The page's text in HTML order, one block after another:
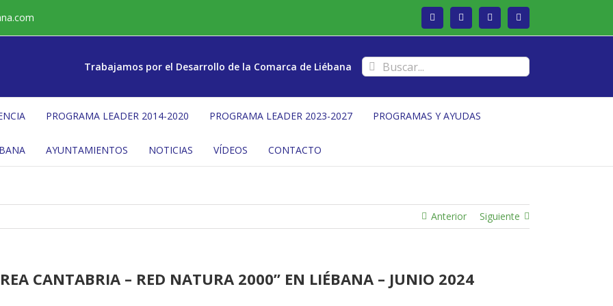
Facebook Twitter Instagram
Trabajamos por el Desarrollo de la Comarca de Liébana Buscar:
PROGRAMA LEADER 2014-2020 PROGRAMA LEADER 2023-2027 PROGRAMAS Y AYUDAS
AYUNTAMIENTOS NOTICIAS VÍDEOS CONTACTO
Anterior Siguiente
CANTABRIA – RED NATURA 2000” EN LIÉBANA – JUNIO 2024